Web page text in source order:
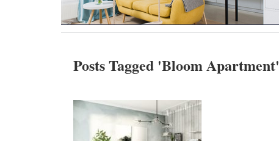
Posts Tagged 'Bloom Apartment'